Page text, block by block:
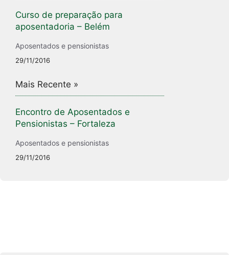
Curso de preparação para
aposentadoria – Belém
Aposentados e pensionistas
29/11/2016
Mais Recente »
Encontro de Aposentados e
Pensionistas – Fortaleza
Aposentados e pensionistas
29/11/2016